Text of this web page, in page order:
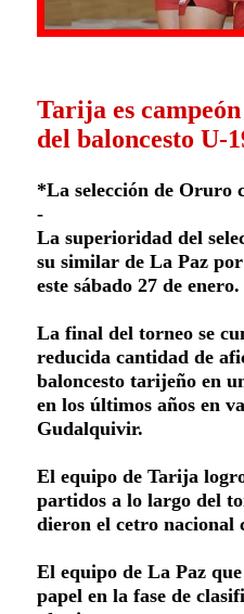
Tarija es
del baloncesto U-
*La selección de Oruro
-
La superioridad del
su similar de La Paz
este sábado 27 de enero.
La final del torneo se
reducida cantidad de
baloncesto tarijeño en
en los últimos años en
Gudalquivir.
El equipo de Tarija
partidos a lo largo del
dieron el cetro nacional
El equipo de La Paz
papel en la fase de